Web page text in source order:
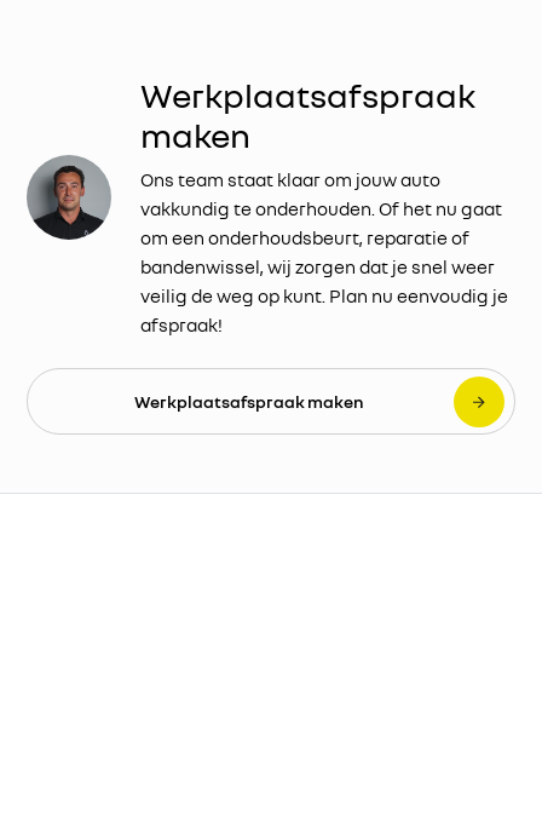
Werkplaatsafspraak
maken
Ons team staat klaar om jouw auto
vakkundig te onderhouden. Of het nu gaat
om een onderhoudsbeurt, reparatie of
bandenwissel, wij zorgen dat je snel weer
veilig de weg op kunt. Plan nu eenvoudig je
afspraak!
Werkplaatsafspraak maken